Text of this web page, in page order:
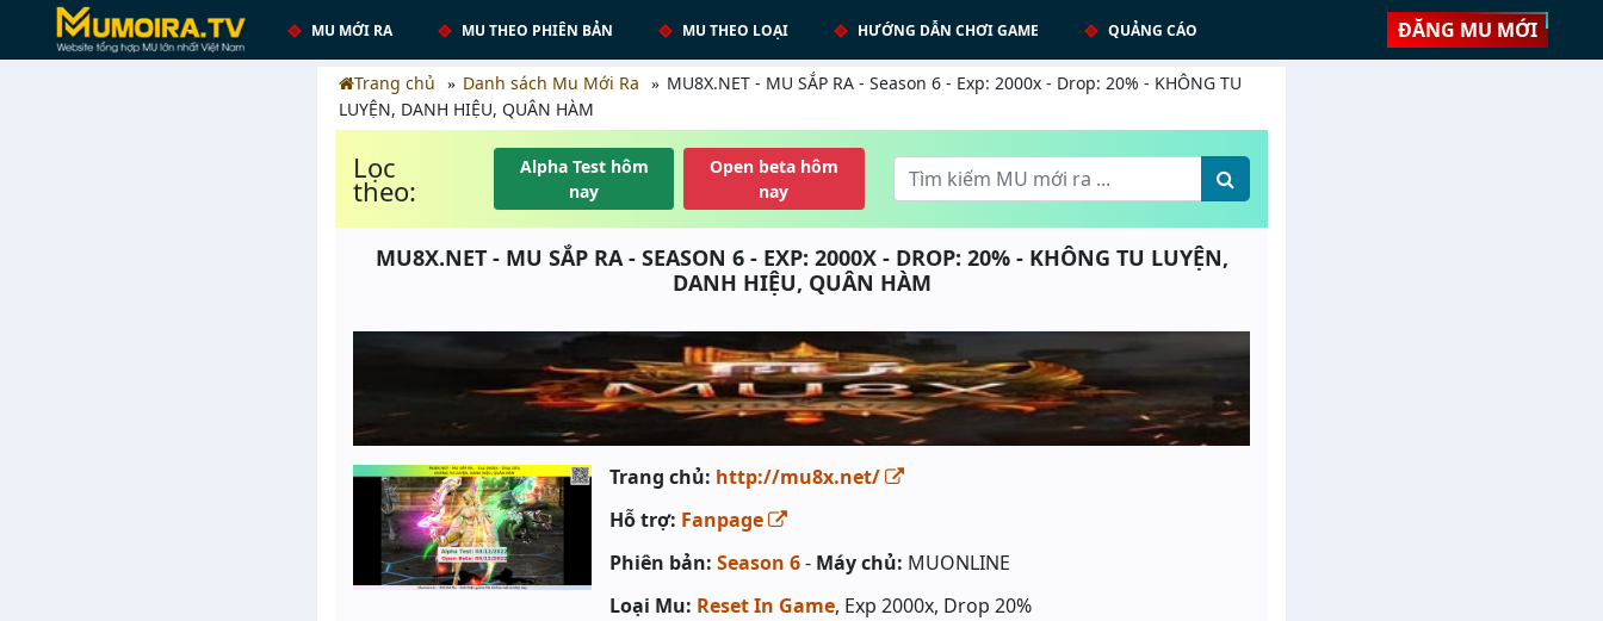
MU MỚI RA MU THEO PHIÊN BẢN MU THEO LOẠI HƯỚNG DẪN CHƠI GAME QUẢNG CÁO ĐĂNG MU MỚI
Trang chủ Danh sách Mu Mới Ra
MU8X.NET - MU SẮP RA - Season 6 - Exp: 2000x - Drop: 20% - KHÔNG TU
LUYỆN, DANH HIỆU, QUÂN HÀM
Lọc
theo:
Alpha Test hôm
nay
Open beta hôm
nay
MU8X.NET - MU SẮP RA - SEASON 6 - EXP: 2000X - DROP: 20% - KHÔNG TU LUYỆN,
DANH HIỆU, QUÂN HÀM
Trang chủ: http://mu8x.net/
Hỗ trợ: Fanpage
Phiên bản: Season 6- Máy chủ: MUONLINE
Loại Mu: Reset In Game, Exp 2000x, Drop 20%